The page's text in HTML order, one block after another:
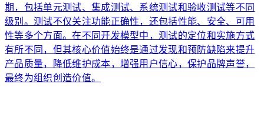
期，包括单元测试、集成测试、系统测试和验收测试等不同
级别。测试不仅关注功能正确性，还包括性能、安全、可用
性等多个方面。在不同开发模型中，测试的定位和实施方式
有所不同，但其核心价值始终是通过发现和预防缺陷来提升
产品质量，降低维护成本，增强用户信心，保护品牌声誉，
最终为组织创造价值。